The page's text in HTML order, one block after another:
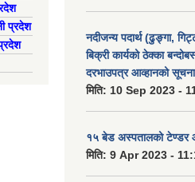
प्रदेश
नदीजन्य पदार्थ (ढुङ्गा,
बिक्री कार्यको ठेक्का
दरभाउपत्र आव्हानको सूचना
मिति: 10 Sep 2023 -
१५ बेड अस्पतालको टेण्डर
मिति: 9 Apr 2023 -